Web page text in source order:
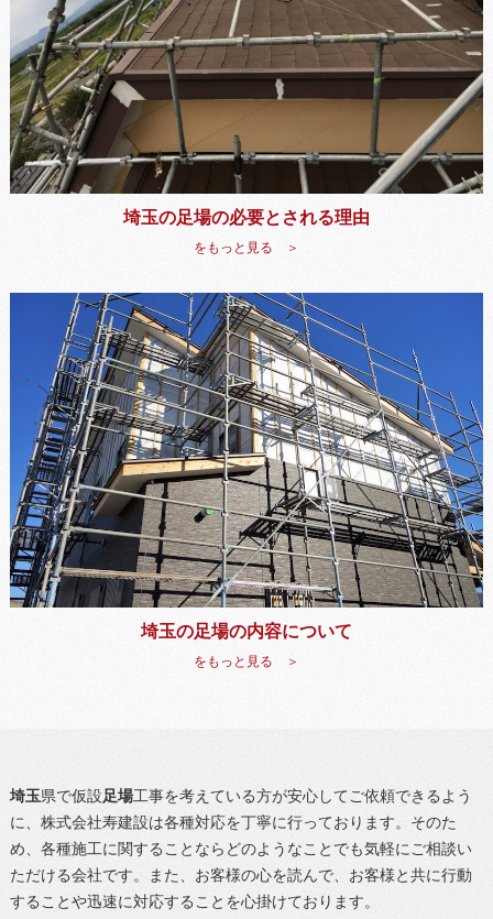
埼玉の足場の必要とされる理由
をもっと見る ＞
埼玉の足場の内容について
をもっと見る ＞
埼玉県で仮設足場工事を考えている方が安心してご依頼できるよう
に、株式会社寿建設は各種対応を丁寧に行っております。そのた
め、各種施工に関することならどのようなことでも気軽にご相談い
ただける会社です。また、お客様の心を読んで、お客様と共に行動
することや迅速に対応することを心掛けております。